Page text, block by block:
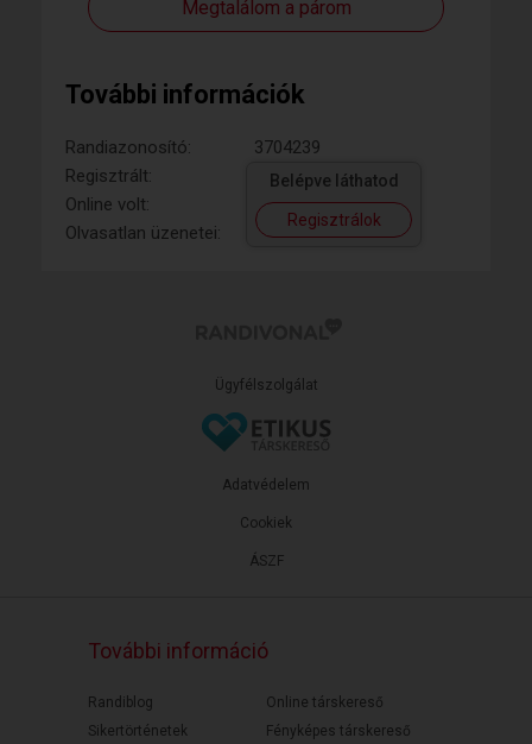
Megtalálom a párom
További információk
Randiazonosító:
3704239
Regisztrált:
Online volt:
Olvasatlan üzenetei:
Belépve láthatod
Regisztrálok
Ügyfélszolgálat
ÁSZF
Adatvédelem
Cookiek
További információ
Randiblog
Sikertörténetek
Online társkereső
Fényképes társkereső